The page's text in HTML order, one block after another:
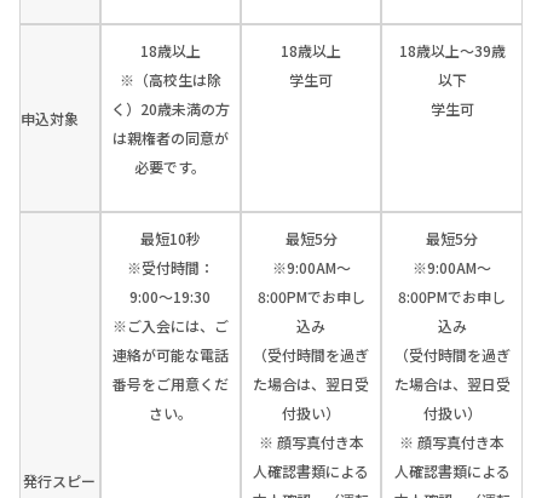
申込対象
18歳以上
※（高校生は除
く）20歳未満の方
は親権者の同意が
必要です。
18歳以上
学生可
18歳以上～39歳
以下
学生可
発行スピー
最短10秒
※受付時間：
9:00〜19:30
※ご入会には、ご
連絡が可能な電話
番号をご用意くだ
さい。
最短5分
※9:00AM～
8:00PMでお申し
込み
（受付時間を過ぎ
た場合は、翌日受
付扱い）
※ 顔写真付き本
人確認書類による
最短5分
※9:00AM～
8:00PMでお申し
込み
（受付時間を過ぎ
た場合は、翌日受
付扱い）
※ 顔写真付き本
人確認書類による